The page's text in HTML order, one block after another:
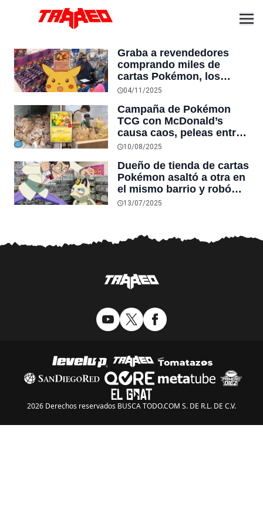
Graba a revendedores
comprando miles de
cartas Pokémon, los
enfrenta y el gerente del
la tienda se disculpa e
impone límite de compra
en todo el país
04/11/2025
Campaña de Pokémon
TCG con McDonald’s
causa caos, peleas entre
clientes y desperdicio de
10/08/2025
Dueño de tienda de cartas
Pokémon asaltó a otra en
el mismo barrio y robó
más de 94 mil dólares en
13/07/2025
2026 Derechos reservados BUSCA TODO.COM S. DE R.L. DE C.V.